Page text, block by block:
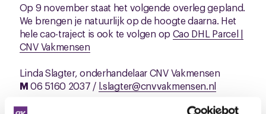
Op 9 november staat het volgende overleg gepland.
We brengen je natuurlijk op de hoogte daarna. Het
hele cao-traject is ook te volgen op Cao DHL Parcel |
CNV Vakmensen
Linda Slagter, onderhandelaar CNV Vakmensen
M06 5160 2037 / l.slagter@cnvvakmensen.nl